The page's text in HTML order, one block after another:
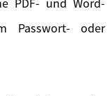
Passwort- oder